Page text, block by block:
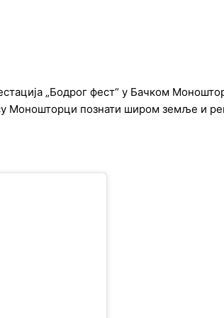
„Бодрог фест“ у Бачком
Моношторци познати широм земље и